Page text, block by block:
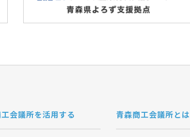
会議所を活用する 青森商工会議所とは